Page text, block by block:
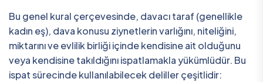
Bu genel kural çerçevesinde, davacı taraf (genellikle
kadın eş), dava konusu ziynetlerin varlığını, niteliğini,
miktarını ve evlilik birliği içinde kendisine ait olduğunu
veya kendisine takıldığını ispatlamakla yükümlüdür. Bu
ispat sürecinde kullanılabilecek deliller çeşitlidir: